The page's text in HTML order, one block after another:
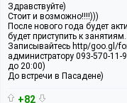
Здравствуйте)
Стоит и возможно!!!!)))
После нового года будет
будет приступить к
Записывайтесь http/goo.gl/
администратору 093-570-11-
до 20:00)
До встречи в Пасадене)
+82